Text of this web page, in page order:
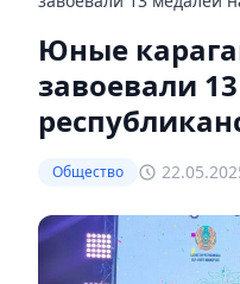
Юные
завоевали
Общество